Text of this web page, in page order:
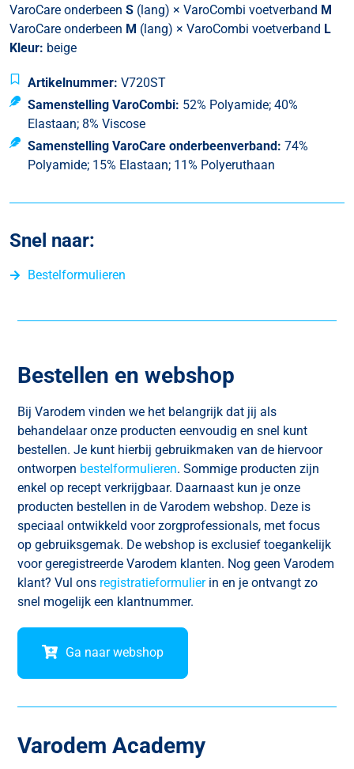
VaroCare onderbeen S (lang) × VaroCombi voetverband M
VaroCare onderbeen M (lang) × VaroCombi voetverband L
Kleur: beige
Artikelnummer: V720ST
Samenstelling VaroCombi: 52% Polyamide; 40%
Elastaan; 8% Viscose
Samenstelling VaroCare onderbeenverband: 74%
Polyamide; 15% Elastaan; 11% Polyeruthaan
Snel naar:
Bestelformulieren
Bestellen en webshop
Bij Varodem vinden we het belangrijk dat jij als
behandelaar onze producten eenvoudig en snel kunt
bestellen. Je kunt hierbij gebruikmaken van de hiervoor
ontworpen bestelformulieren. Sommige producten zijn
enkel op recept verkrijgbaar. Daarnaast kun je onze
producten bestellen in de Varodem webshop. Deze is
speciaal ontwikkeld voor zorgprofessionals, met focus
op gebruiksgemak. De webshop is exclusief toegankelijk
voor geregistreerde Varodem klanten. Nog geen Varodem
klant? Vul ons registratieformulierin en je ontvangt zo
snel mogelijk een klantnummer.
Ga naar webshop
Varodem Academy